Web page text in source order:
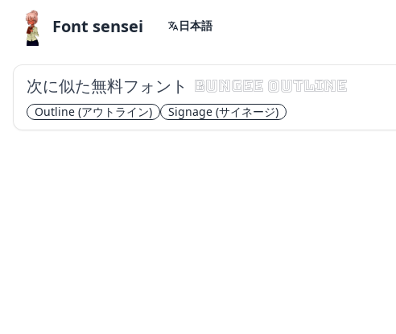
Font sensei 日本語
次に似た無料フォント Bungee Outline
Outline (アウトライン) Signage (サイネージ)